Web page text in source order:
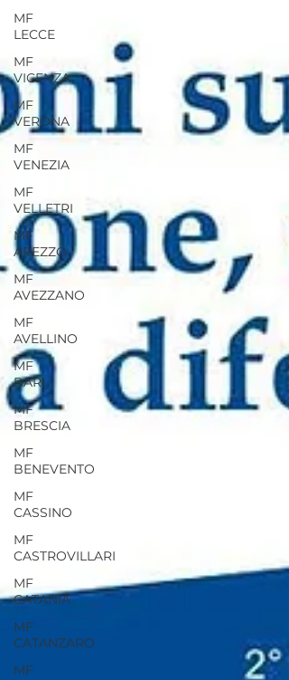
MF
LECCE
MF
VICENZA
MF
VERONA
MF
VENEZIA
MF
VELLETRI
MF
AREZZO
MF
AVEZZANO
MF
AVELLINO
MF
BARI
MF
BRESCIA
MF
BENEVENTO
MF
CASSINO
MF
CASTROVILLARI
MF
CATANIA
MF
CATANZARO
MF